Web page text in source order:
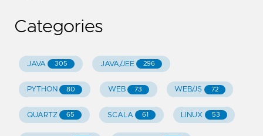
Categories
JAVA 305 JAVA/JEE 296
PYTHON 80 WEB 73 WEB/JS 72
QUARTZ 65 SCALA 61 LINUX 53